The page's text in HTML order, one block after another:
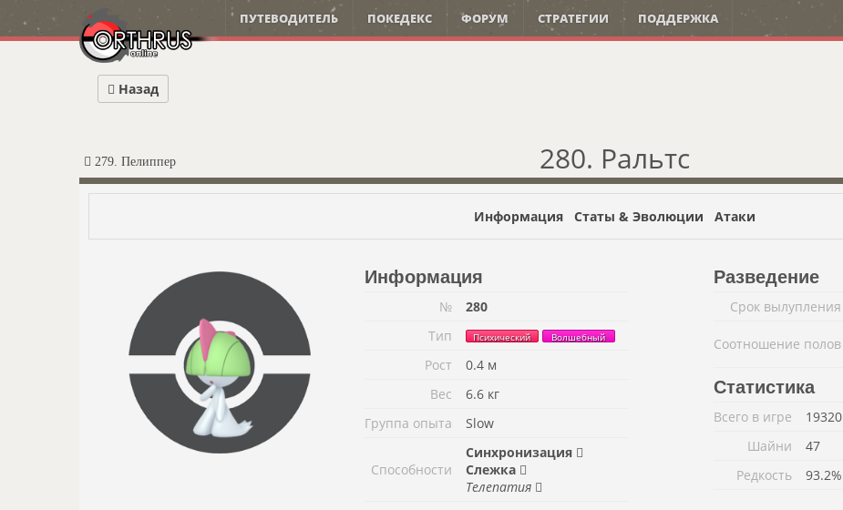
ПУТЕВОДИТЕЛЬ ПОКЕДЕКС ФОРУМ СТРАТЕГИИ ПОДДЕРЖКА
280. Ральтс
279. Пелиппер
Назад
Информация Статы & Эволюции Атаки
Информация
№
280
Тип
Психический Волшебный
Рост
0.4 м
Вес
6.6 кг
Группа опыта
Slow
Способности
Синхронизация
Слежка
Телепатия
Разведение
Срок вылупления
Соотношение полов
Статистика
Всего в игре
19320
Шайни
47
Редкость
93.2%